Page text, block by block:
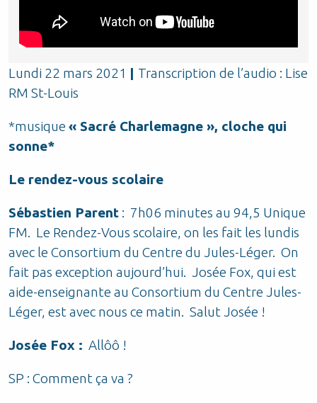
Lundi 22 mars 2021 | Transcription de l’audio : Lise
RM St-Louis
*musique « Sacré Charlemagne », cloche qui
sonne*
Le rendez-vous scolaire
Sébastien Parent: 7h06 minutes au 94,5 Unique
FM. Le Rendez-Vous scolaire, on les fait les lundis
avec le Consortium du Centre du Jules-Léger. On
fait pas exception aujourd’hui. Josée Fox, qui est
aide-enseignante au Consortium du Centre Jules-
Léger, est avec nous ce matin. Salut Josée !
Josée Fox : Allôô !
SP : Comment ça va ?